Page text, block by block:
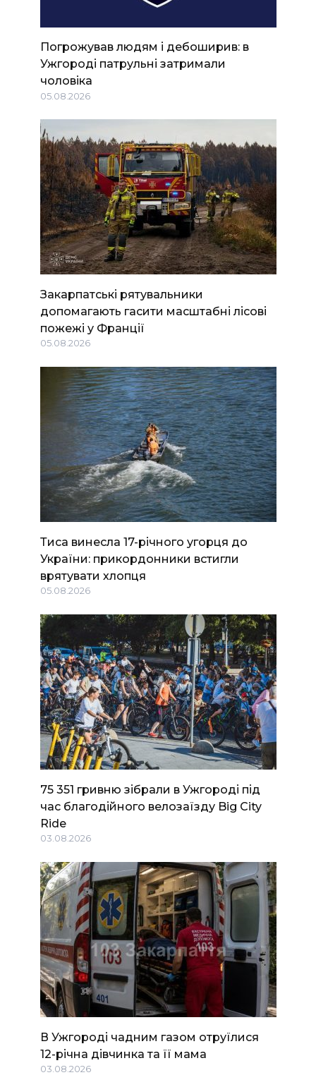
Погрожував людям і дебоширив: в
Ужгороді патрульні затримали
чоловіка
05.08.2026
Закарпатські рятувальники
допомагають гасити масштабні лісові
пожежі у Франції
05.08.2026
Тиса винесла 17-річного угорця до
України: прикордонники встигли
врятувати хлопця
05.08.2026
75 351 гривню зібрали в Ужгороді під
час благодійного велозаїзду Big Сity
Ride
03.08.2026
В Ужгороді чадним газом отруїлися
12-річна дівчинка та її мама
03.08.2026